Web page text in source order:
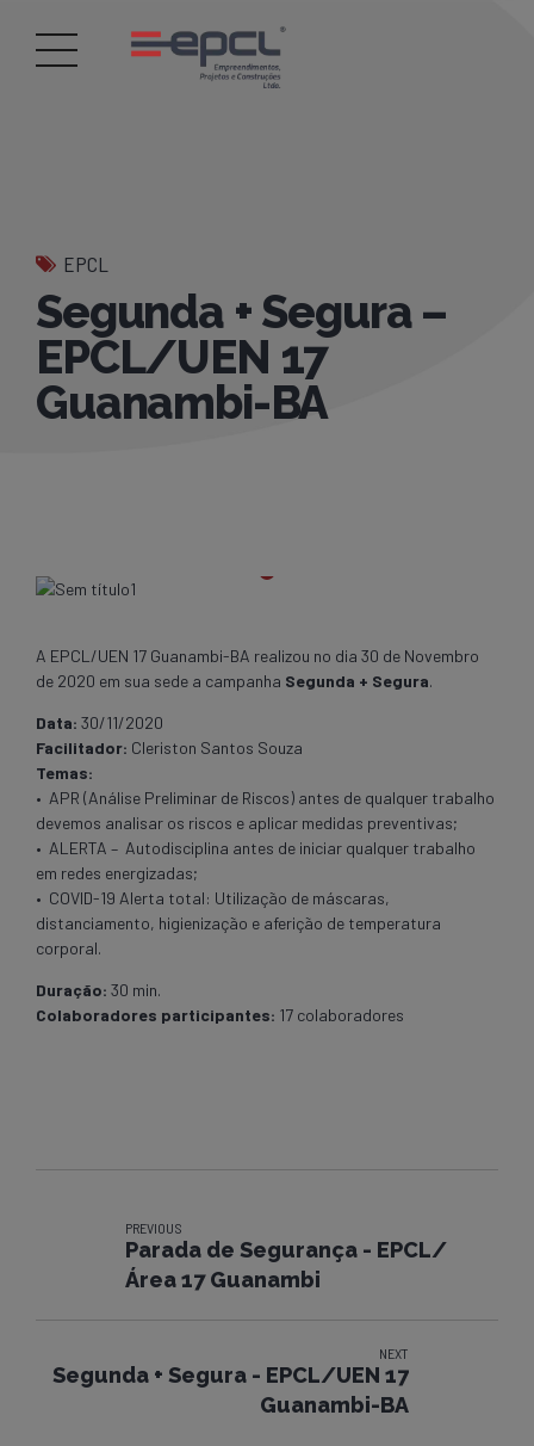
EPCL
Segunda + Segura –
EPCL/UEN 17
Guanambi-BA
A EPCL/UEN 17 Guanambi-BA realizou no dia 30 de Novembro
de 2020 em sua sede a campanha Segunda + Segura.
Data: 30/11/2020
Facilitador: Cleriston Santos Souza
Temas:
• APR (Análise Preliminar de Riscos) antes de qualquer trabalho
devemos analisar os riscos e aplicar medidas preventivas;
• ALERTA – Autodisciplina antes de iniciar qualquer trabalho
em redes energizadas;
• COVID-19 Alerta total: Utilização de máscaras,
distanciamento, higienização e aferição de temperatura
corporal.
Duração: 30 min.
Colaboradores participantes: 17 colaboradores
PREVIOUS
Parada de Segurança - EPCL/
Área 17 Guanambi
NEXT
Segunda + Segura - EPCL/UEN 17
Guanambi-BA